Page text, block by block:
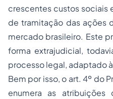
crescentes custos
de tramitação das ações
mercado brasileiro. Este
forma extrajudicial,
processo legal, adaptado
Bem por isso, o art. 4º do
enumera as